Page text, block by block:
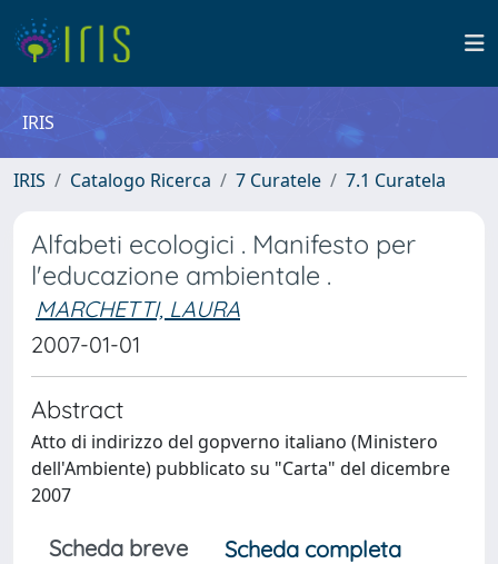
IRIS
IRIS Catalogo Ricerca 7 Curatele 7.1 Curatela
Alfabeti ecologici . Manifesto per
l'educazione ambientale .
MARCHETTI, LAURA
2007-01-01
Abstract
Atto di indirizzo del gopverno italiano (Ministero
dell'Ambiente) pubblicato su "Carta" del dicembre
2007
Scheda breve
Scheda completa